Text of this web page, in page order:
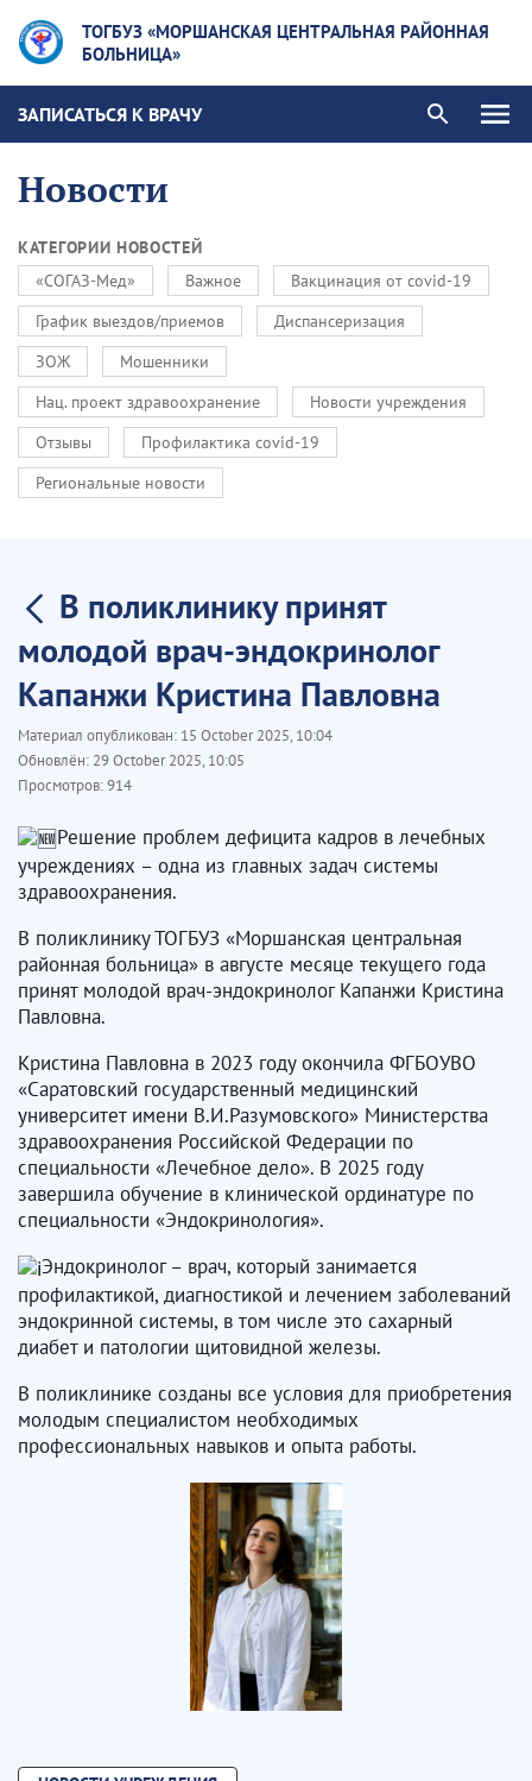
ТОГБУЗ «МОРШАНСКАЯ ЦЕНТРАЛЬНАЯ РАЙОННАЯ
БОЛЬНИЦА»
ЗАПИСАТЬСЯ К ВРАЧУ
Новости
КАТЕГОРИИ НОВОСТЕЙ
«СОГАЗ-Мед»
Важное
Вакцинация от covid-19
График выездов/приемов
Диспансеризация
ЗОЖ
Мошенники
Нац. проект здравоохранение
Новости учреждения
Отзывы
Профилактика covid-19
Региональные новости
В поликлинику принят
молодой врач-эндокринолог
Капанжи Кристина Павловна
Материал опубликован: 15 October 2025, 10:04
Обновлён: 29 October 2025, 10:05
Просмотров:914
Решение проблем дефицита кадров в лечебных
учреждениях – одна из главных задач системы
здравоохранения.
В поликлинику ТОГБУЗ «Моршанская центральная
районная больница» в августе месяце текущего года
принят молодой врач-эндокринолог Капанжи Кристина
Павловна.
Кристина Павловна в 2023 году окончила ФГБОУВО
«Саратовский государственный медицинский
университет имени В.И.Разумовского» Министерства
здравоохранения Российской Федерации по
специальности «Лечебное дело». В 2025 году
завершила обучение в клинической ординатуре по
специальности «Эндокринология».
Эндокринолог – врач, который занимается
профилактикой, диагностикой и лечением заболеваний
эндокринной системы, в том числе это сахарный
диабет и патологии щитовидной железы.
В поликлинике созданы все условия для приобретения
молодым специалистом необходимых
профессиональных навыков и опыта работы.